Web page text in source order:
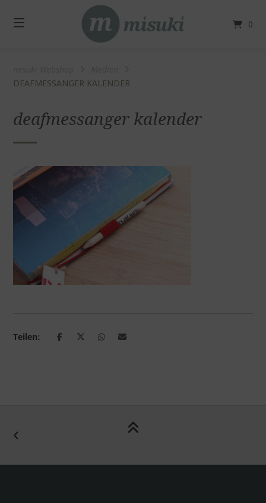
zum
Inhalt
0
DEAFMESSANGER KALENDER
deafmessanger kalender
Teilen: